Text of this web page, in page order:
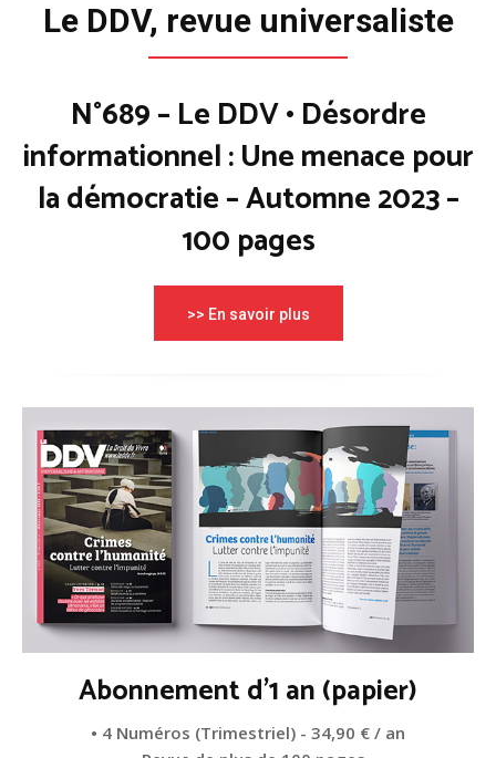
Le DDV, revue universaliste
N°689 – Le DDV • Désordre
informationnel : Une menace pour
la démocratie – Automne 2023 –
100 pages
>> En savoir plus
Abonnement d'1 an (papier)
• 4 Numéros (Trimestriel) - 34,90 € / an